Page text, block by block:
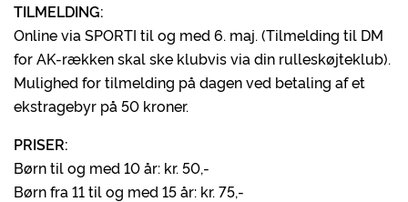
TILMELDING:
Online via SPORTI til og med 6. maj. (Tilmelding til DM
for AK-rækken skal ske klubvis via din rulleskøjteklub).
Mulighed for tilmelding på dagen ved betaling af et
ekstragebyr på 50 kroner.
PRISER:
Børn til og med 10 år: kr. 50,-
Børn fra 11 til og med 15 år: kr. 75,-